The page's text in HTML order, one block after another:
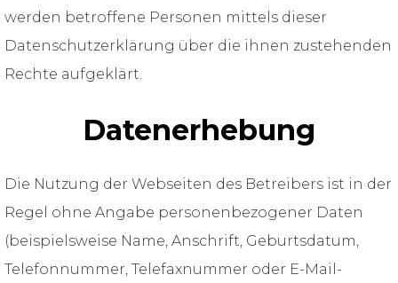
werden betroffene Personen mittels dieser
Datenschutzerklärung über die ihnen zustehenden
Rechte aufgeklärt.
Datenerhebung
Die Nutzung der Webseiten des Betreibers ist in der
Regel ohne Angabe personenbezogener Daten
(beispielsweise Name, Anschrift, Geburtsdatum,
Telefonnummer, Telefaxnummer oder E-Mail-